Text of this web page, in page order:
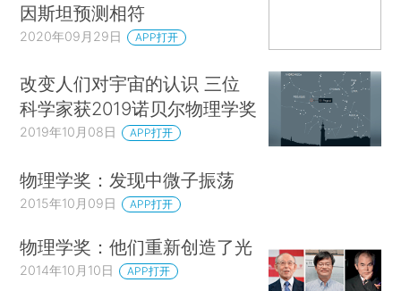
因斯坦预测相符
2020年09月29日 APP打开
改变人们对宇宙的认识 三位
科学家获2019诺贝尔物理学奖
2019年10月08日 APP打开
物理学奖：发现中微子振荡
2015年10月09日 APP打开
物理学奖：他们重新创造了光
2014年10月10日 APP打开